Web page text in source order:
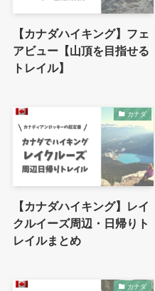
【カナダハイキング】フェ
アビュー【山頂を目指せる
トレイル】
カナダ
【カナダハイキング】レイ
クルイーズ周辺・日帰りト
レイルまとめ
カナダ